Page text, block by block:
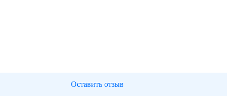
Оставить отзыв